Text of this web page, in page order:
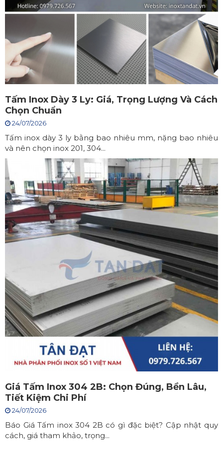
Tấm Inox Dày 3 Ly: Giá, Trọng Lượng Và Cách
Chọn Chuẩn
24/07/2026
Tấm inox dày 3 ly bằng bao nhiêu mm, nặng bao nhiêu
và nên chọn inox 201, 304...
Giá Tấm Inox 304 2B: Chọn Đúng, Bền Lâu,
Tiết Kiệm Chi Phí
24/07/2026
Báo Giá Tấm inox 304 2B có gì đặc biệt? Cập nhật quy
cách, giá tham khảo, trọng...